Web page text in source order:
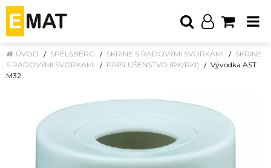
ÚVOD SPELSBERG SKRINE S RADOVÝMI SVORKAMI
SKRINE
S RADOVÝMI SVORKAMI
PRÍSLUŠENSTVO (RK/RKI)
Vývodka AST
M32